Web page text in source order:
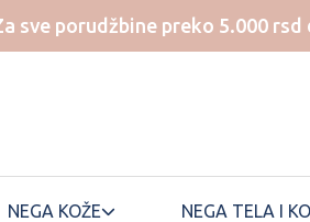
sve porudžbine preko 5.000
NEGA KOŽE NEGA TELA I